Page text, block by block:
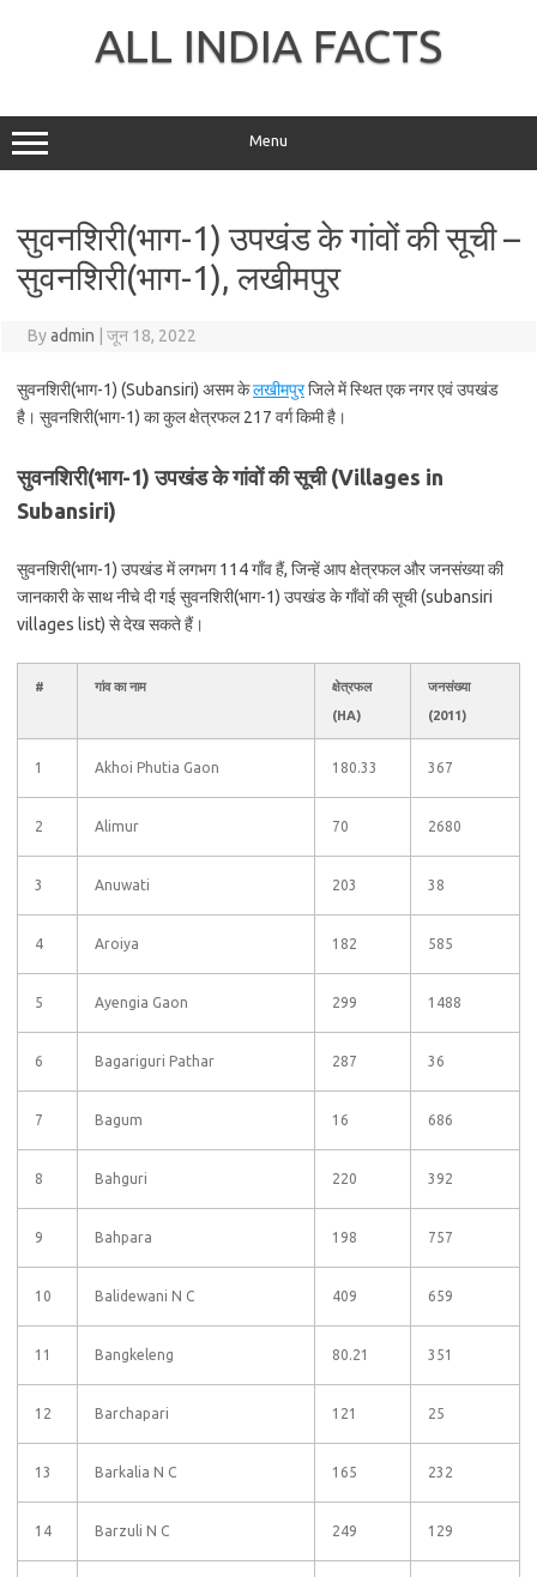
ALL INDIA FACTS
Menu
सुवनशिरी(भाग-1) उपखंड के गांवों की सूची –
सुवनशिरी(भाग-1), लखीमपुर
Byadmin जून 18, 2022
सुवनशिरी(भाग-1) (Subansiri) असम केलखीमपुरजिले में स्थित एक नगर एवं उपखंड
है। सुवनशिरी(भाग-1) का कुल क्षेत्रफल 217 वर्ग किमी है।
सुवनशिरी(भाग-1) उपखंड के गांवों की सूची (Villages in
Subansiri)
सुवनशिरी(भाग-1) उपखंड में लगभग 114 गाँव हैं, जिन्हें आप क्षेत्रफल और जनसंख्या की
जानकारी के साथ नीचे दी गई सुवनशिरी(भाग-1) उपखंड के गाँवों की सूची (subansiri
villages list) से देख सकते हैं।
# गांव का नाम
क्षेत्रफल
(HA)
जनसंख्या
(2011)
1 Akhoi Phutia Gaon 180.33 367
2 Alimur 70 2680
3 Anuwati 203 38
4 Aroiya 182 585
5 Ayengia Gaon 299 1488
6 Bagariguri Pathar 287 36
7 Bagum 16 686
8 Bahguri 220 392
9 Bahpara 198 757
10 Balidewani N C 409 659
11 Bangkeleng 80.21 351
12 Barchapari 121 25
13 Barkalia N C 165 232
14 Barzuli N C 249 129